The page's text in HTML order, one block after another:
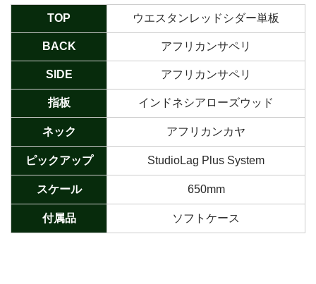
TOP ウエスタンレッドシダー単板
BACK アフリカンサペリ
SIDE アフリカンサペリ
指板 インドネシアローズウッド
ネック アフリカンカヤ
ピックアップ StudioLag Plus System
スケール 650mm
付属品 ソフトケース